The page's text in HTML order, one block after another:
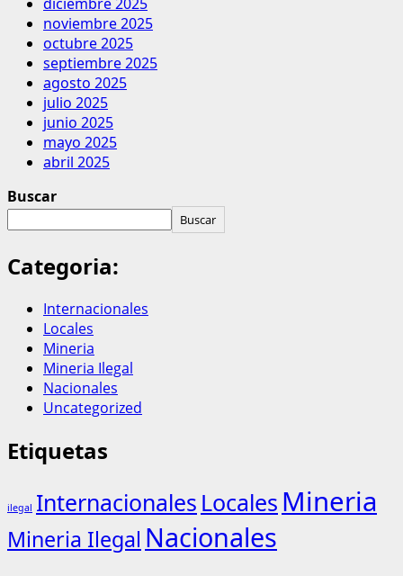
noviembre 2025
octubre 2025
septiembre 2025
agosto 2025
julio 2025
junio 2025
mayo 2025
abril 2025
Buscar
Buscar
Categoria:
Internacionales
Locales
Mineria
Mineria Ilegal
Nacionales
Uncategorized
Etiquetas
ilegal Internacionales Locales Mineria
Mineria Ilegal Nacionales